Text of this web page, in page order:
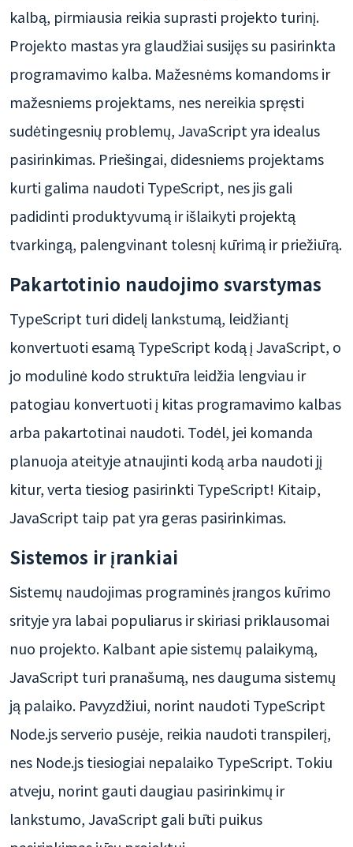
kalbą, pirmiausia reikia suprasti projekto turinį.
Projekto mastas yra glaudžiai susijęs su pasirinkta
programavimo kalba. Mažesnėms komandoms ir
mažesniems projektams, nes nereikia spręsti
sudėtingesnių problemų, JavaScript yra idealus
pasirinkimas. Priešingai, didesniems projektams
kurti galima naudoti TypeScript, nes jis gali
padidinti produktyvumą ir išlaikyti projektą
tvarkingą, palengvinant tolesnį kūrimą ir priežiūrą.
Pakartotinio naudojimo svarstymas
TypeScript turi didelį lankstumą, leidžiantį
konvertuoti esamą TypeScript kodą į JavaScript, o
jo modulinė kodo struktūra leidžia lengviau ir
patogiau konvertuoti į kitas programavimo kalbas
arba pakartotinai naudoti. Todėl, jei komanda
planuoja ateityje atnaujinti kodą arba naudoti jį
kitur, verta tiesiog pasirinkti TypeScript! Kitaip,
JavaScript taip pat yra geras pasirinkimas.
Sistemos ir įrankiai
Sistemų naudojimas programinės įrangos kūrimo
srityje yra labai populiarus ir skiriasi priklausomai
nuo projekto. Kalbant apie sistemų palaikymą,
JavaScript turi pranašumą, nes dauguma sistemų
ją palaiko. Pavyzdžiui, norint naudoti TypeScript
Node.js serverio pusėje, reikia naudoti transpilerį,
nes Node.js tiesiogiai nepalaiko TypeScript. Tokiu
atveju, norint gauti daugiau pasirinkimų ir
lankstumo, JavaScript gali būti puikus